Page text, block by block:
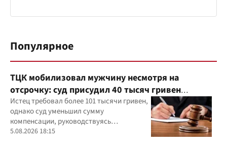
Популярное
ТЦК мобилизовал мужчину несмотря на
отсрочку: суд присудил 40 тысяч гривен
компенсации
Истец требовал более 101 тысячи гривен,
однако суд уменьшил сумму
компенсации, руководствуясь
принципами разумности и соразмерности
5.08.2026 18:15